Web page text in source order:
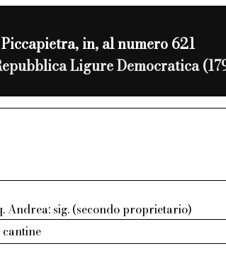
in, al numero 621
Ligure Democratica
Andrea; sig. (secondo proprietario)
cantine